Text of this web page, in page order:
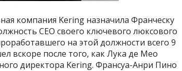
компания Kering назначила Франческу
CEO своего ключевого люксового
на этой должности всего 9
вскоре после того, как Лука де Мео
директора Kering. Франсуа-Анри Пино